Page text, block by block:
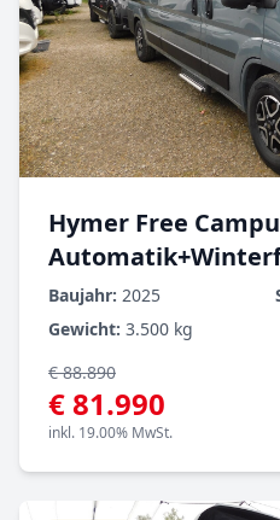
Hymer Free
Baujahr: 2025
Gewicht: 3.500 kg
€ 88.890
€ 81.990
inkl. 19.00% MwSt.